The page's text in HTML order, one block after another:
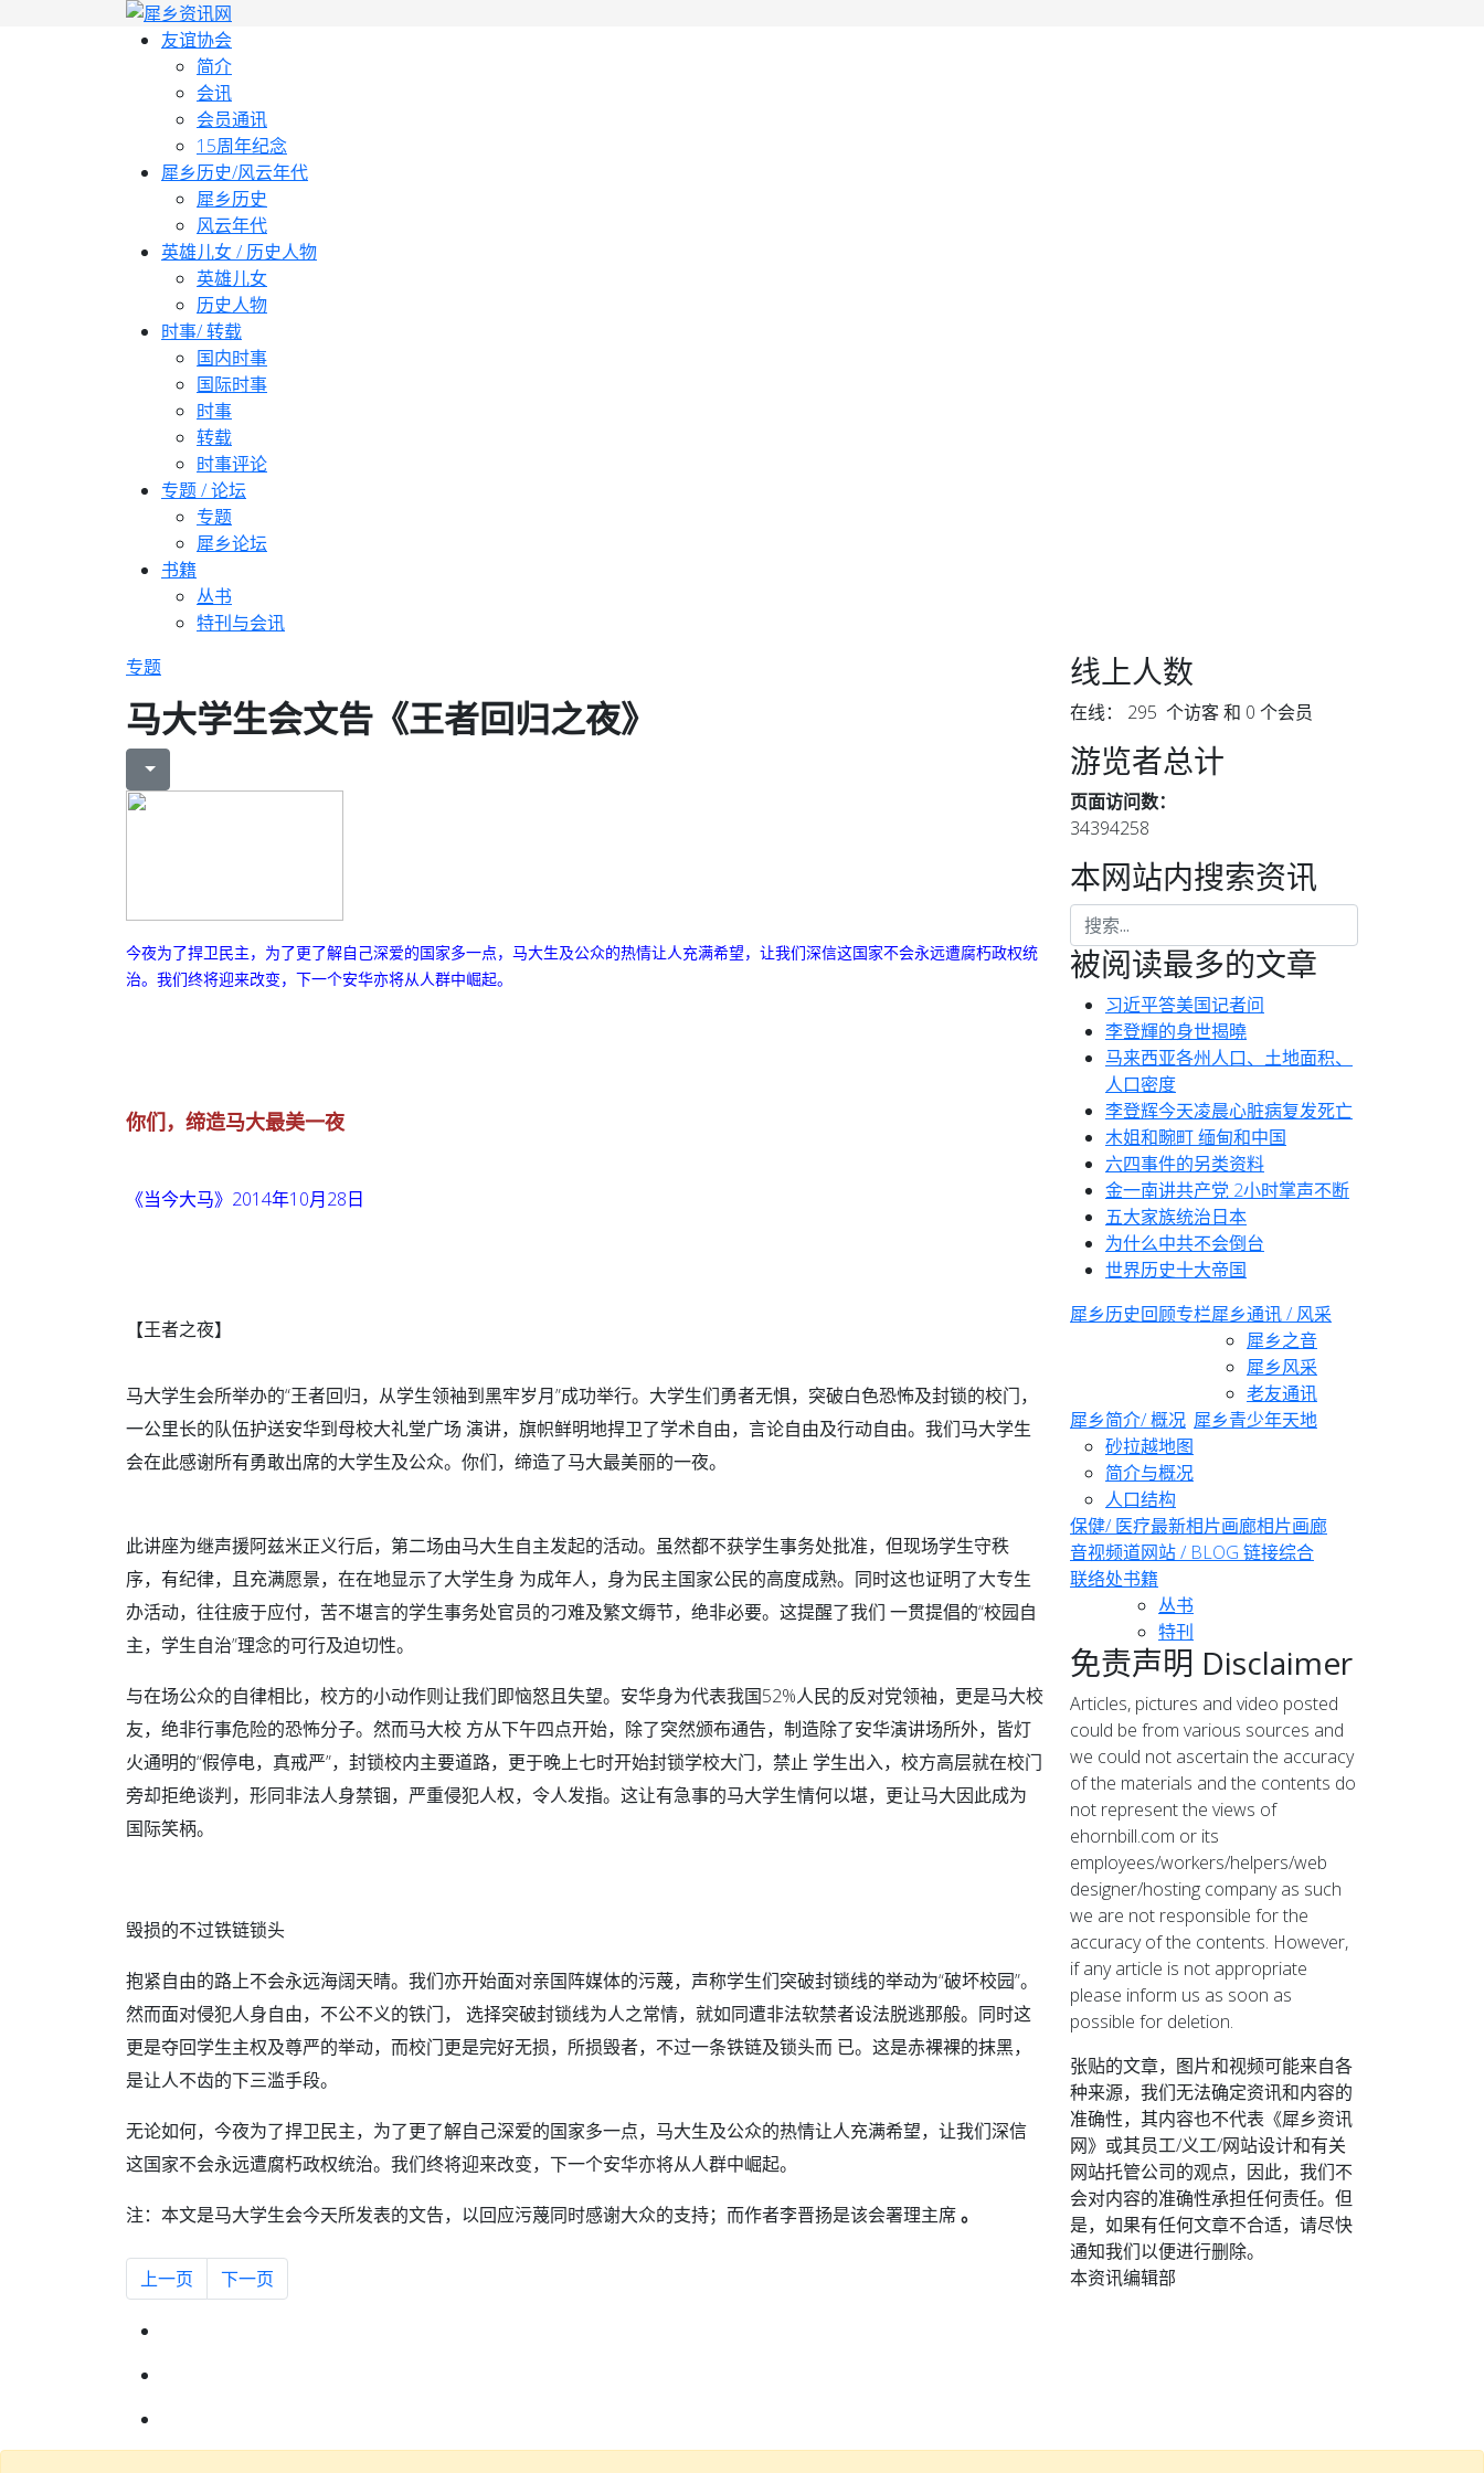
友谊协会
简介
会讯
会员通讯
15周年纪念
犀乡历史/风云年代
犀乡历史
风云年代
英雄儿女 / 历史人物
英雄儿女
历史人物
时事/ 转载
国内时事
国际时事
时事
转载
时事评论
专题 / 论坛
专题
犀乡论坛
书籍
丛书
特刊与会讯
专题
马大学生会文告《王者回归之夜》
今夜为了捍卫民主，为了更了解自己深爱的国家多一点，马大生及公众的热情让人充满希望，让我们深信这国家不会永远遭腐朽政权统
治。我们终将迎来改变，下一个安华亦将从人群中崛起。
你们，缔造马大最美一夜
《当今大马》2014年10月28日
【王者之夜】
马大学生会所举办的“王者回归，从学生领袖到黑牢岁月”成功举行。大学生们勇者无惧，突破白色恐怖及封锁的校门，
一公里长的队伍护送安华到母校大礼堂广场 演讲，旗帜鲜明地捍卫了学术自由，言论自由及行动自由。我们马大学生
会在此感谢所有勇敢出席的大学生及公众。你们，缔造了马大最美丽的一夜。
此讲座为继声援阿兹米正义行后，第二场由马大生自主发起的活动。虽然都不获学生事务处批准，但现场学生守秩
序，有纪律，且充满愿景，在在地显示了大学生身 为成年人，身为民主国家公民的高度成熟。同时这也证明了大专生
办活动，往往疲于应付，苦不堪言的学生事务处官员的刁难及繁文缛节，绝非必要。这提醒了我们 一贯提倡的“校园自
主，学生自治”理念的可行及迫切性。
与在场公众的自律相比，校方的小动作则让我们即恼怒且失望。安华身为代表我国52%人民的反对党领袖，更是马大校
友，绝非行事危险的恐怖分子。然而马大校 方从下午四点开始，除了突然颁布通告，制造除了安华演讲场所外，皆灯
火通明的“假停电，真戒严”，封锁校内主要道路，更于晚上七时开始封锁学校大门，禁止 学生出入，校方高层就在校门
旁却拒绝谈判，形同非法人身禁锢，严重侵犯人权，令人发指。这让有急事的马大学生情何以堪，更让马大因此成为
国际笑柄。
毁损的不过铁链锁头
抱紧自由的路上不会永远海阔天晴。我们亦开始面对亲国阵媒体的污蔑，声称学生们突破封锁线的举动为“破坏校园”。
然而面对侵犯人身自由，不公不义的铁门， 选择突破封锁线为人之常情，就如同遭非法软禁者设法脱逃那般。同时这
更是夺回学生主权及尊严的举动，而校门更是完好无损，所损毁者，不过一条铁链及锁头而 已。这是赤裸裸的抹黑，
是让人不齿的下三滥手段。
无论如何，今夜为了捍卫民主，为了更了解自己深爱的国家多一点，马大生及公众的热情让人充满希望，让我们深信
这国家不会永远遭腐朽政权统治。我们终将迎来改变，下一个安华亦将从人群中崛起。
注：本文是马大学生会今天所发表的文告，以回应污蔑同时感谢大众的支持；而作者李晋扬是该会署理主席。
上一篇文章: 安华回归：为什么非到不可
上一页 下一篇文章: 砂拉越明年4月前选举？
下一页
线上人数
在线： 295 个访客 和 0 个会员
游览者总计
页面访问数：
34394258
本网站内搜索资讯
被阅读最多的文章
习近平答美国记者问
李登輝的身世揭曉
马来西亚各州人口、土地面积、
人口密度
李登辉今天凌晨心脏病复发死亡
木姐和畹町 缅甸和中国
六四事件的另类资料
金一南讲共产党 2小时掌声不断
五大家族统治日本
为什么中共不会倒台
世界历史十大帝国
犀乡历史回顾专栏犀乡通讯 / 风采
犀乡之音
犀乡风采
老友通讯
犀乡简介/ 概况
砂拉越地图
简介与概况
人口结构
犀乡青少年天地
保健/ 医疗最新相片画廊相片画廊
音视频道网站 / BLOG 链接综合
联络处书籍
丛书
特刊
免责声明 Disclaimer
Articles, pictures and video posted
could be from various sources and
we could not ascertain the accuracy
of the materials and the contents do
not represent the views of
ehornbill.com or its
employees/workers/helpers/web
designer/hosting company as such
we are not responsible for the
accuracy of the contents. However,
if any article is not appropriate
please inform us as soon as
possible for deletion.
张贴的文章，图片和视频可能来自各
种来源，我们无法确定资讯和内容的
准确性，其内容也不代表《犀乡资讯
网》或其员工/义工/网站设计和有关
网站托管公司的观点，因此，我们不
会对内容的准确性承担任何责任。但
是，如果有任何文章不合适，请尽快
通知我们以便进行删除。
本资讯编辑部